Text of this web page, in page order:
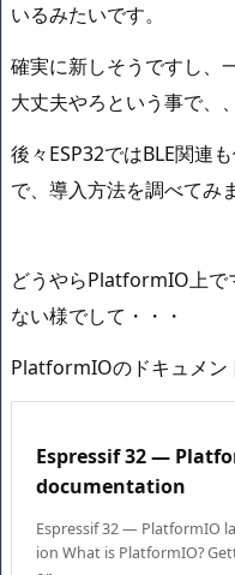
いるみたいです。
確実に新しそうですし、
大丈夫やろという事で、、
後々ESP32ではBLE関連
で、導入方法を調べてみ
どうやらPlatformIO上で
ない様でして・・・
PlatformIOのドキュメン
Espressif 32 —
documentation
Espressif 32 — PlatformIO
ion What is PlatformIO?